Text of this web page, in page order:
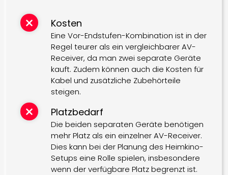
Kosten
Eine Vor-Endstufen-Kombination ist in der
Regel teurer als ein vergleichbarer AV-
Receiver, da man zwei separate Geräte
kauft. Zudem können auch die Kosten für
Kabel und zusätzliche Zubehörteile
steigen.
Platzbedarf
Die beiden separaten Geräte benötigen
mehr Platz als ein einzelner AV-Receiver.
Dies kann bei der Planung des Heimkino-
Setups eine Rolle spielen, insbesondere
wenn der verfügbare Platz begrenzt ist.